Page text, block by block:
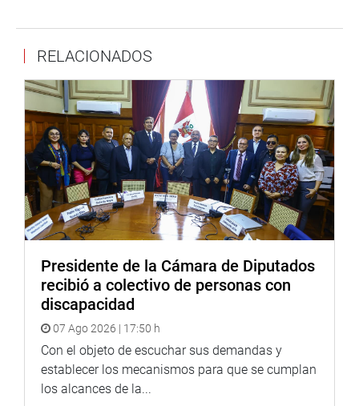
en aprobar la propuesta de ley que plantea el
fortalecimiento del Sistema Nacional de Gestión del
Riesgo de Desastres así como la que declara de
carácter prioritario y preferente interés nacional la
creación del distrito de Sillangate (Cutervo, Cajamarca).
También se aprobó la insistencia para declarar de interés
nacional la creación del distrito El Tambo (Hualgayoc,
Cajamarca) y sancionó favorablemente los
predictámenes que aprueban medidas adicionales de
simplificación administrativa para las personas
vulnerables de la tercera edad y aquella que declara
la implementación de una política de mejora de la calidad
regulatoria, procedimientos, trámites y servicios
administrativos del Estado.
El presidente de la Comisión de Descentralización del
Congreso informó que en la próxima sesión se presentará
la presidenta del Consejo de Ministros, Mercedes Aráoz,
RELACIONADOS
Presidente de la Cámara de Diputados
recibió a colectivo de personas con
discapacidad
07 Ago 2026 | 17:50 h
Con el objeto de escuchar sus demandas y
establecer los mecanismos para que se cumplan
los alcances de la...